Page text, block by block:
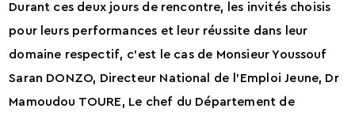
Durant ces deux jours de rencontre, les invités choisis
pour leurs performances et leur réussite dans leur
domaine respectif, c’est le cas de Monsieur Youssouf
Saran DONZO, Directeur National de l’Emploi Jeune, Dr
Mamoudou TOURE, Le chef du Département de